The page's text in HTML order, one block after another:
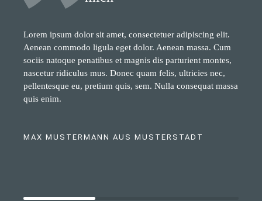
Lorem ipsum dolor sit amet, consectetuer adipiscing elit.
Aenean commodo ligula eget dolor. Aenean massa. Cum
sociis natoque penatibus et magnis dis parturient montes,
nascetur ridiculus mus. Donec quam felis, ultricies nec,
pellentesque eu, pretium quis, sem. Nulla consequat massa
quis enim.
MAX MUSTERMANN AUS MUSTERSTADT